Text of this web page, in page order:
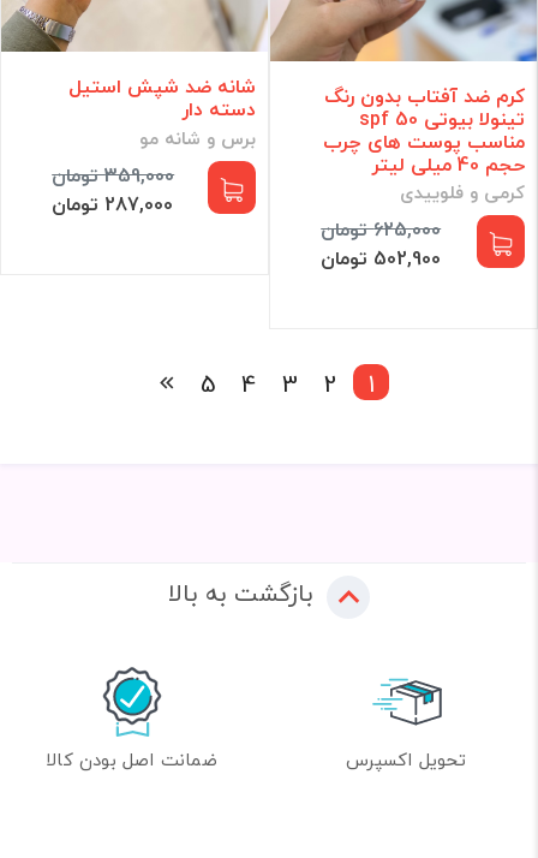
کرم ضد آفتاب بدون رنگ
تینولا بیوتی spf 50
مناسب پوست های چرب
حجم 40 میلی لیتر
کرمی و فلوییدی
625,000 تومان
502,900 تومان
شانه ضد شپش استیل
دسته دار
برس و شانه مو
359,000 تومان
287,000 تومان
1
2
3
4
5
بازگشت به بالا
تحویل اکسپرس ضمانت اصل بودن کالا